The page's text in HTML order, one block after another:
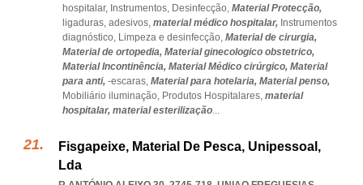
hospitalar, Instrumentos, Desinfecção, Material Protecção,
ligaduras, adesivos, material médico hospitalar, Instrumentos
diagnóstico, Limpeza e desinfecção, Material de cirurgia,
Material de ortopedia, Material ginecologico obstetrico,
Material Incontinência, Material Médico cirúrgico, Material
para anti, -escaras, Material para hotelaria, Material penso,
Mobiliário iluminação, Produtos Hospitalares, material
hospitalar, material esterilização...
Fisgapeixe, Material De Pesca, Unipessoal,
Lda